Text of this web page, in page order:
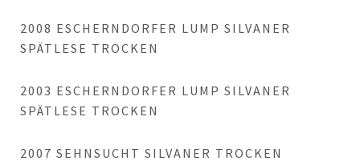
2008 ESCHERNDORFER LUMP SILVANER
SPÄTLESE TROCKEN
2003 ESCHERNDORFER LUMP SILVANER
SPÄTLESE TROCKEN
2007 SEHNSUCHT SILVANER TROCKEN